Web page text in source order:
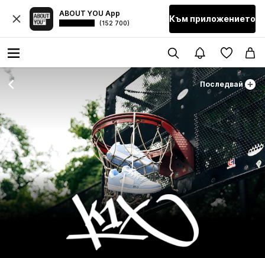
ABOUT YOU App
(152 700) Към приложението
Последвай